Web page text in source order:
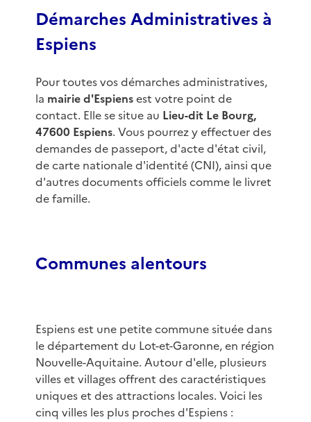
Démarches Administratives à
Espiens
Pour toutes vos démarches administratives,
la mairie d'Espiensest votre point de
contact. Elle se situe au Lieu-dit Le Bourg,
47600 Espiens. Vous pourrez y effectuer des
demandes de passeport, d'acte d'état civil,
de carte nationale d'identité (CNI), ainsi que
d'autres documents officiels comme le livret
de famille.
Communes alentours
Espiens est une petite commune située dans
le département du Lot-et-Garonne, en région
Nouvelle-Aquitaine. Autour d'elle, plusieurs
villes et villages offrent des caractéristiques
uniques et des attractions locales. Voici les
cinq villes les plus proches d'Espiens :